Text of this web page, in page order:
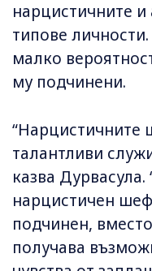
нарцистичните и
типове
малко
му подчинени.
“Нарцистичните
талантливи
казва Дурвасула.
нарцистичен
подчинен,
получава